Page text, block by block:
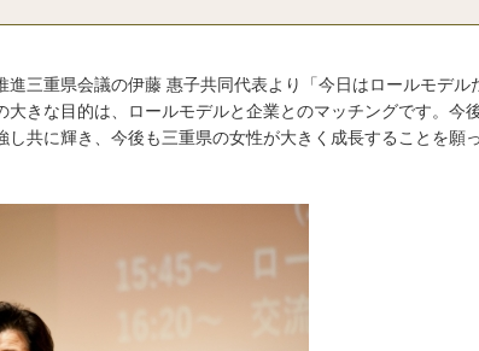
三重県会議の伊藤 惠子共同代表より「今日はロールモデル
きな目的は、ロールモデルと企業とのマッチングです。今
共に輝き、今後も三重県の女性が大きく成長することを願